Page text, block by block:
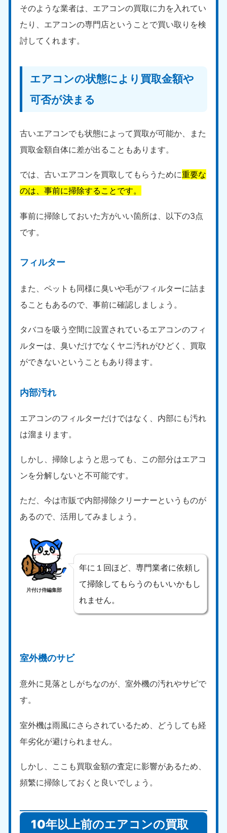
そのような業者は、エアコンの買取に力を入れてい
たり、エアコンの専門店ということで買い取りを検
討してくれます。
エアコンの状態により買取金額や
可否が決まる
古いエアコンでも状態によって買取が可能か、また
買取金額自体に差が出ることもあります。
では、古いエアコンを買取してもらうために重要な
のは、事前に掃除することです。
事前に掃除しておいた方がいい箇所は、以下の3点
です。
フィルター
また、ペットも同様に臭いや毛がフィルターに詰ま
ることもあるので、事前に確認しましょう。
タバコを吸う空間に設置されているエアコンのフィ
ルターは、臭いだけでなくヤニ汚れがひどく、買取
ができないということもあり得ます。
内部汚れ
エアコンのフィルターだけではなく、内部にも汚れ
は溜まります。
しかし、掃除しようと思っても、この部分はエアコ
ンを分解しないと不可能です。
ただ、今は市販で内部掃除クリーナーというものが
あるので、活用してみましょう。
片付け侍編集部
年に１回ほど、専門業者に依頼し
て掃除してもらうのもいいかもし
れません。
室外機のサビ
意外に見落としがちなのが、室外機の汚れやサビで
す。
室外機は雨風にさらされているため、どうしても経
年劣化が避けられません。
しかし、ここも買取金額の査定に影響があるため、
頻繁に掃除しておくと良いでしょう。
10年以上前のエアコンの買取
福島県
050-1881-5271
9:00〜19:00 年中無休
東京都
9:00〜19:00 年中無休
神奈川県
050-1881-5268
9:00〜19:00 年中無休
050-1881-5266
9:00〜19:00 年中無休
050-1881-5270
9:00〜19:00 年中無休
050-1881-5269
9:00〜19:00 年中無休
群馬県
050-1881-5267
9:00〜19:00 年中無休
050-1881-5255 050-1881-5259
050-1881-5256
9:00〜19:00 年中無休
050-1881-5260
9:00〜19:00 年中無休
福井県
9:00〜19:00 年中無休
石川県
050-1881-5262
9:00〜19:00 年中無休
050-1881-5257
新潟県
050-1881-5263
9:00〜19:00 年中無休
近畿
大阪府
9:00〜19:00 年中無休
奈良県
050-1881-5249
9:00〜19:00 年中無休
三重県
050-1881-5254
9:00〜19:00 年中無休
050-1881-5253 050-1881-5252
和歌山県
050-1881-5248
050-1881-5146
9:00〜19:00 年中無休
050-1880-9900
050-1881-5144
9:00〜19:00 年中無休
鳥取県
050-1881-5156
9:00〜19:00 年中無休
050-1881-5145
9:00〜19:00 年中無休